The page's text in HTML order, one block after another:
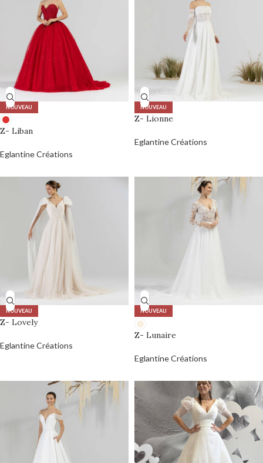
NOUVEAU
Z- Liban
Eglantine Créations
NOUVEAU
Z- Lionne
Eglantine Créations
NOUVEAU
Z- Lovely
Eglantine Créations
NOUVEAU
Z- Lunaire
Eglantine Créations